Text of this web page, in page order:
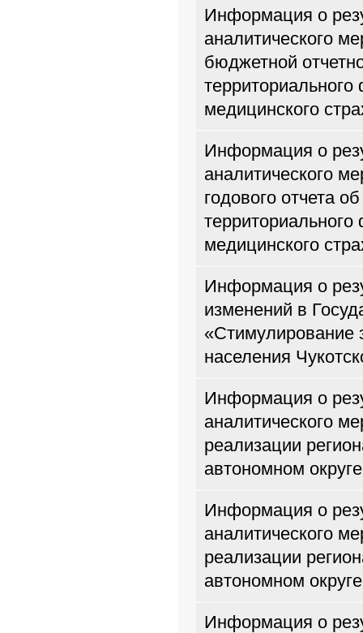
Информация о
аналитического
бюджетной
медицинского
Информация о
аналитического
годового отчета
медицинского
Информация о
изменений в
«Стимулирование
населения
Информация о
аналитического
реализации
автономном
Информация о
аналитического
реализации
автономном
Информация о